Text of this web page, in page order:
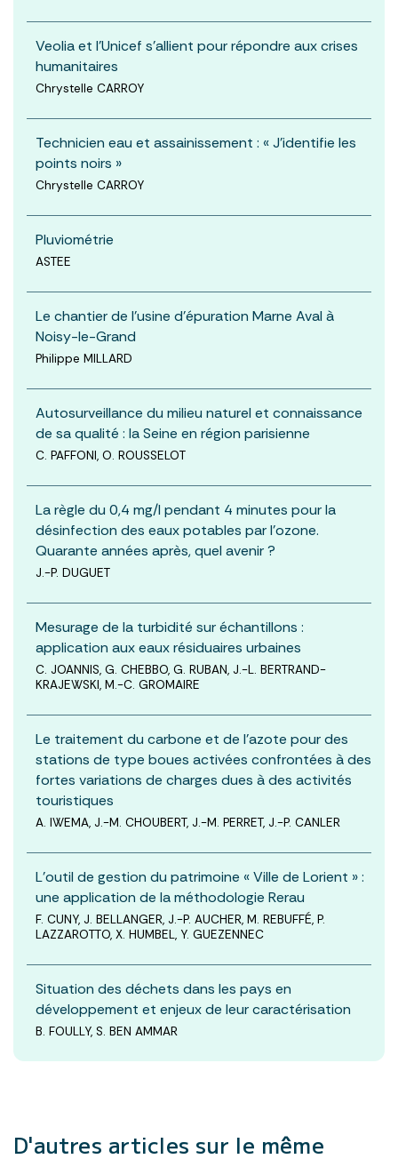
Veolia et l'Unicef s'allient pour répondre aux crises
humanitaires
Chrystelle CARROY
Technicien eau et assainissement : « J'identifie les
points noirs »
Chrystelle CARROY
Pluviométrie
ASTEE
Le chantier de l'usine d'épuration Marne Aval à
Noisy-le-Grand
Philippe MILLARD
Autosurveillance du milieu naturel et connaissance
de sa qualité : la Seine en région parisienne
C. PAFFONI, O. ROUSSELOT
La règle du 0,4 mg/l pendant 4 minutes pour la
désinfection des eaux potables par l’ozone.
Quarante années après, quel avenir ?
J.-P. DUGUET
Mesurage de la turbidité sur échantillons :
application aux eaux résiduaires urbaines
C. JOANNIS, G. CHEBBO, G. RUBAN, J.-L. BERTRAND-
KRAJEWSKI, M.-C. GROMAIRE
Le traitement du carbone et de l’azote pour des
stations de type boues activées confrontées à des
fortes variations de charges dues à des activités
touristiques
A. IWEMA, J.-M. CHOUBERT, J.-M. PERRET, J.-P. CANLER
L’outil de gestion du patrimoine « Ville de Lorient » :
une application de la méthodologie Rerau
F. CUNY, J. BELLANGER, J.-P. AUCHER, M. REBUFFÉ, P.
LAZZAROTTO, X. HUMBEL, Y. GUEZENNEC
Situation des déchets dans les pays en
développement et enjeux de leur caractérisation
B. FOULLY, S. BEN AMMAR
D'autres articles sur le même